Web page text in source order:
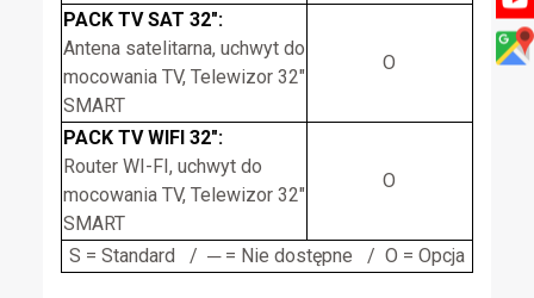
PACK TV SAT 32″:
Antena satelitarna, uchwyt do
mocowania TV, Telewizor 32″
SMART
O
PACK TV WIFI 32″:
Router WI-FI, uchwyt do
mocowania TV, Telewizor 32″
SMART
O
S = Standard / ─ = Nie dostępne / O = Opcja